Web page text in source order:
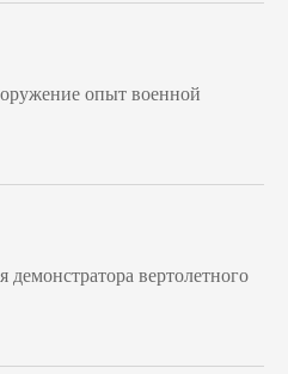
опыт военной
вертолетного